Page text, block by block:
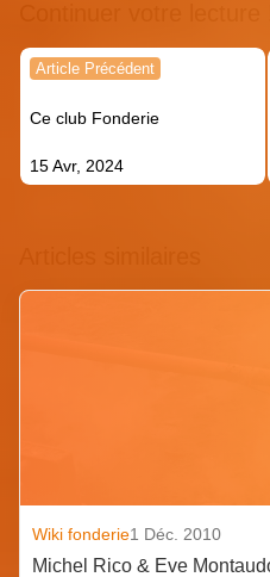
Navigation
l’article
Article Précédent
Ce club Fonderie
15 Avr, 2024
Wiki fonderie1 Déc. 2010
Michel Rico & Eve